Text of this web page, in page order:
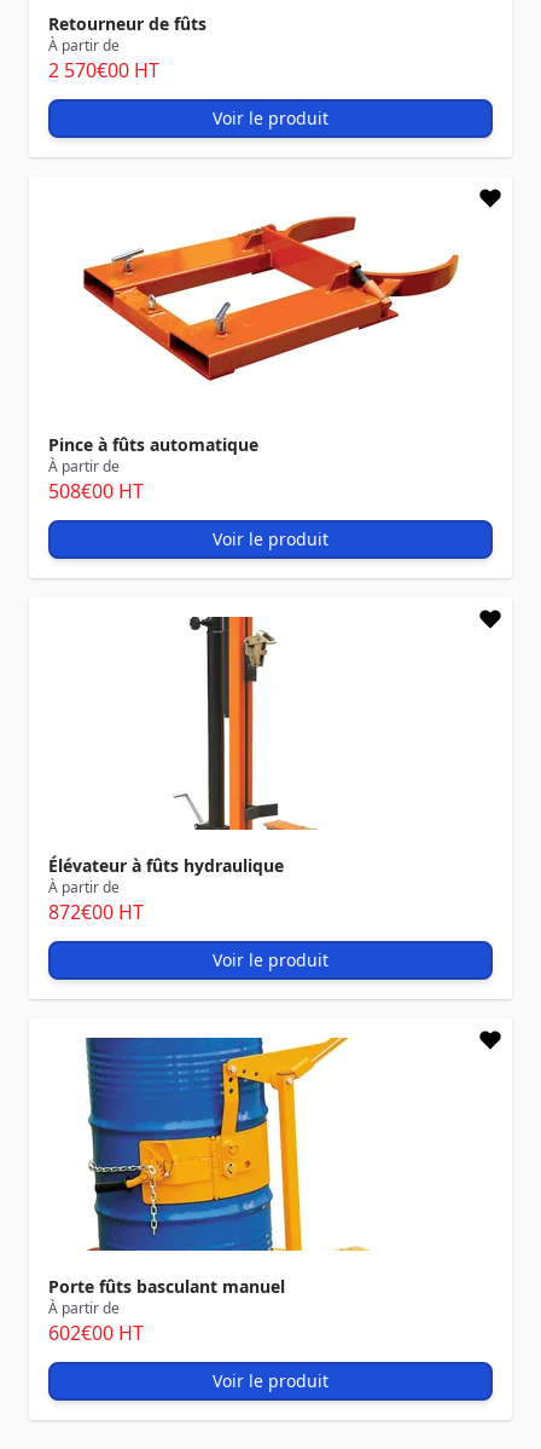
Retourneur de fûts
À partir de
2 570€00 HT
Voir le produit
Pince à fûts automatique
À partir de
508€00 HT
Voir le produit
Élévateur à fûts hydraulique
À partir de
872€00 HT
Voir le produit
Porte fûts basculant manuel
À partir de
602€00 HT
Voir le produit